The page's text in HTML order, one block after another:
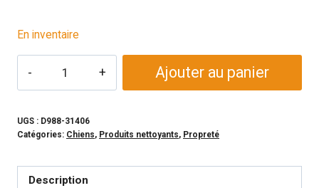
En inventaire
HONOR
-
de
Ajouter au panier
UGS : D988-31406
Catégories: Chiens, Produits nettoyants, Propreté
Description